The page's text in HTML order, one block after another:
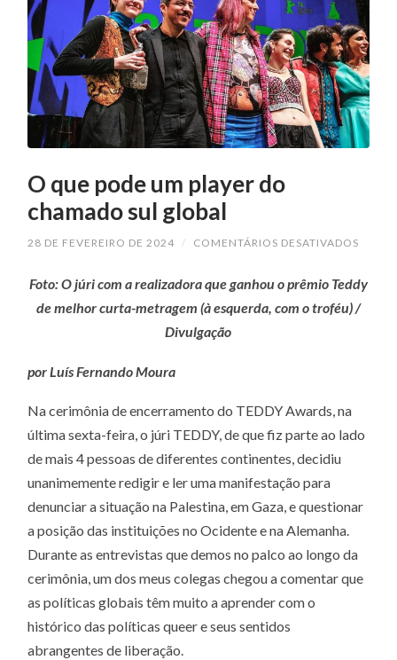
O que pode um player do
chamado sul global
28 DE FEVEREIRO DE 2024 / COMENTÁRIOS DESATIVADOS
PODE
UM
Foto: O júri com a realizadora que ganhou o prêmio Teddy
de melhor curta-metragem (à esquerda, com o troféu) /
Divulgação
por Luís Fernando Moura
Na cerimônia de encerramento do TEDDY Awards, na
última sexta-feira, o júri TEDDY, de que fiz parte ao lado
de mais 4 pessoas de diferentes continentes, decidiu
unanimemente redigir e ler uma manifestação para
denunciar a situação na Palestina, em Gaza, e questionar
a posição das instituições no Ocidente e na Alemanha.
Durante as entrevistas que demos no palco ao longo da
cerimônia, um dos meus colegas chegou a comentar que
as políticas globais têm muito a aprender com o
histórico das políticas queer e seus sentidos
abrangentes de liberação.